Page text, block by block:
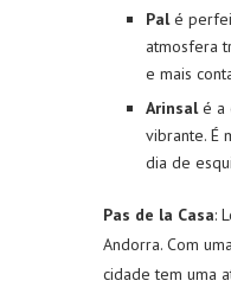
Palé
atmosfera
e mais
Arinsalé a
vibrante. É
dia de
Pas de la Casa:
Andorra. Com
cidade tem uma